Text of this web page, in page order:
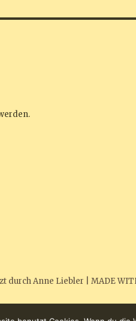
durchAnne Liebler |MADE